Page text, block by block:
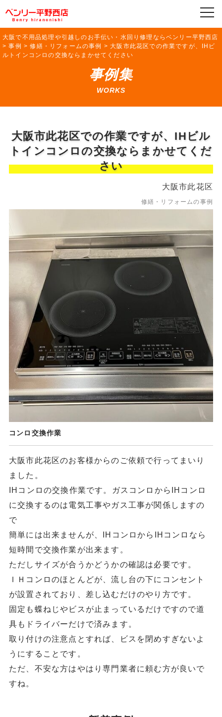
大阪で不用品処理や引越しのお手伝い・水回り修理ならベンリー平野西店
>事例 >修繕・リフォームの事例 >大阪市此花区での作業ですが、IHビ
ルトインコンロの交換ならまかせてください
事例集
WORKS
大阪市此花区での作業ですが、IHビル
トインコンロの交換ならまかせてくだ
さい
大阪市此花区
修繕・リフォームの事例
コンロ交換作業
大阪市此花区のお客様からのご依頼で行ってまいり
ました。
IHコンロの交換作業です。ガスコンロからIHコンロ
に交換するのは電気工事やガス工事が関係しますの
で
簡単には出来ませんが、IHコンロからIHコンロなら
短時間で交換作業が出来ます。
ただしサイズが合うかどうかの確認は必要です。
ＩＨコンロのほとんどが、流し台の下にコンセント
が設置されており、差し込むだけのやり方です。
固定も蝶ねじやビスが止まっているだけですので道
具もドライバーだけで済みます。
取り付けの注意点とすれば、ビスを閉めすぎないよ
うにすることです。
ただ、不安な方はやはり専門業者に頼む方が良いで
すね。